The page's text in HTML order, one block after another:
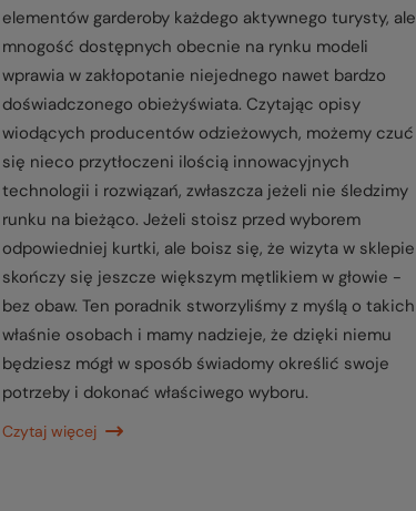
elementów garderoby każdego aktywnego turysty, ale
mnogość dostępnych obecnie na rynku modeli
wprawia w zakłopotanie niejednego nawet bardzo
doświadczonego obieżyświata. Czytając opisy
wiodących producentów odzieżowych, możemy czuć
się nieco przytłoczeni ilością innowacyjnych
technologii i rozwiązań, zwłaszcza jeżeli nie śledzimy
runku na bieżąco. Jeżeli stoisz przed wyborem
odpowiedniej kurtki, ale boisz się, że wizyta w sklepie
skończy się jeszcze większym mętlikiem w głowie -
bez obaw. Ten poradnik stworzyliśmy z myślą o takich
właśnie osobach i mamy nadzieje, że dzięki niemu
będziesz mógł w sposób świadomy określić swoje
potrzeby i dokonać właściwego wyboru.
Czytaj więcej